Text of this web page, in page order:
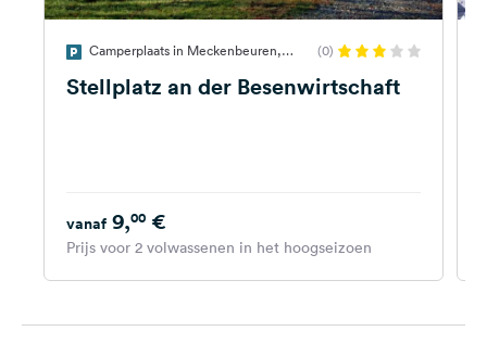
(0)
Stellplatz an der Besenwirtschaft
vanaf 9,00 €
Prijs voor 2 volwassenen in het hoogseizoen